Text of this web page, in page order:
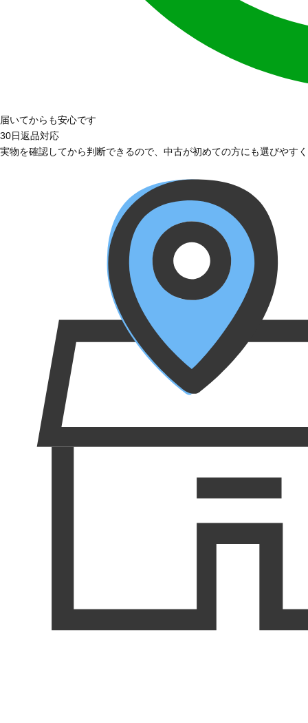
届いてからも安心です
30日返品対応
実物を確認してから判断できるので、中古が初めての方にも選びやす